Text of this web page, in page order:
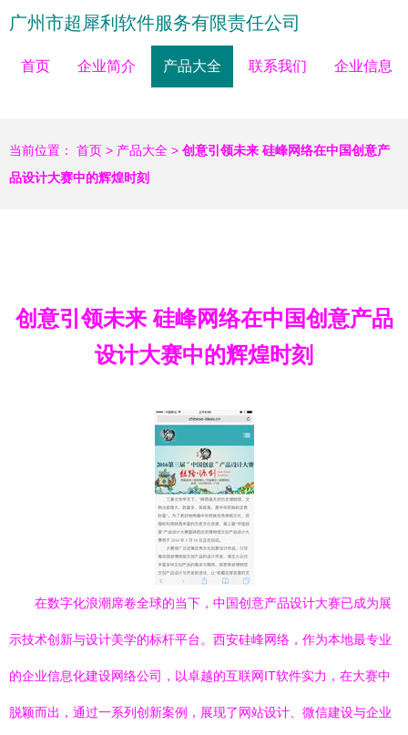
广州市超犀利软件服务有限责任公司
首页 企业简介 产品大全 联系我们 企业信息
当前位置： 首页 > 产品大全 > 创意引领未来 硅峰网络在中国创意产
品设计大赛中的辉煌时刻
创意引领未来 硅峰网络在中国创意产品
设计大赛中的辉煌时刻
在数字化浪潮席卷全球的当下，中国创意产品设计大赛已成为展
示技术创新与设计美学的标杆平台。西安硅峰网络，作为本地最专业
的企业信息化建设网络公司，以卓越的互联网IT软件实力，在大赛中
脱颖而出，通过一系列创新案例，展现了网站设计、微信建设与企业